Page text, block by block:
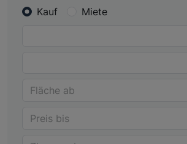
Kauf Miete